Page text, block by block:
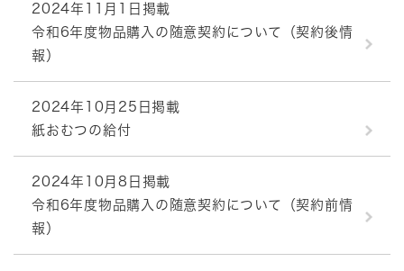
2024年11月1日掲載
令和6年度物品購入の随意契約について（契約後情
報）
2024年10月25日掲載
紙おむつの給付
2024年10月8日掲載
令和6年度物品購入の随意契約について（契約前情
報）